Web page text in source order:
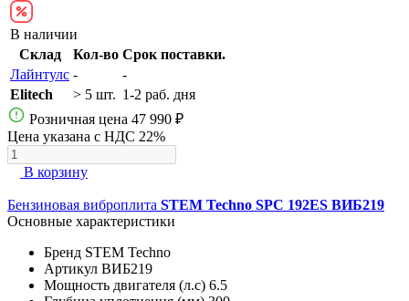
В наличии
Склад
Кол-во Срок поставки.
Лайнтулс -
-
Elitech
> 5 шт. 1-2 раб. дня
Розничная цена 47 990 ₽
Цена указана с НДС 22%
В корзину
Бензиновая виброплита STEM Techno SPC 192ES ВИБ219
Основные характеристики
Бренд STEM Techno
Артикул ВИБ219
Мощность двигателя (л.с) 6.5